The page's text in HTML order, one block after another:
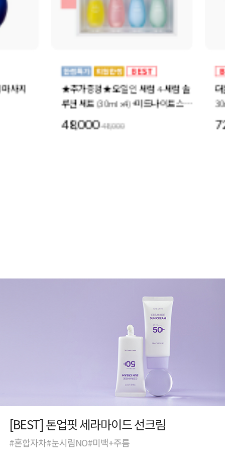
★추가증정★ 오일 인 세럼 4-세럼 솔
루션 세트 (30ml x4) +미드나이트스페
셜 세트 1세트 증정
48,000
더블 모이스처
30ml 6개
[BEST] 톤업핏 세라마이드 선크림
#혼합자차#눈시림NO#미백+주름